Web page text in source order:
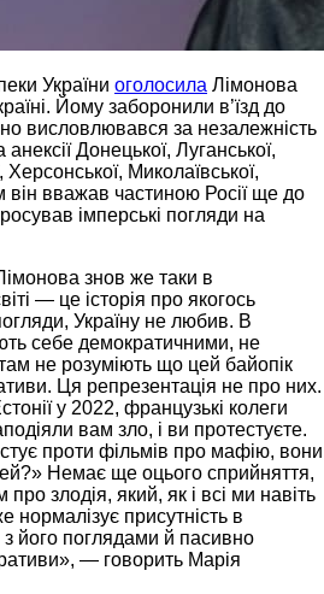
України оголосила Лімонова
Йому заборонили в’їзд до
висловлювався за незалежність
Донецької, Луганської,
Херсонської, Миколаївської,
він вважав частиною Росії ще до
імперські погляди на
знов же таки в
— це історія про якогось
Україну не любив. В
себе демократичними, не
не розуміють що цей байопік
Ця репрезентація не про них.
у 2022, французькі колеги
вам зло, і ви протестуєте.
проти фільмів про мафію, вони
Немає ще оцього сприйняття,
злодія, який, як і всі ми навіть
нормалізує присутність в
його поглядами й пасивно
— говорить Марія